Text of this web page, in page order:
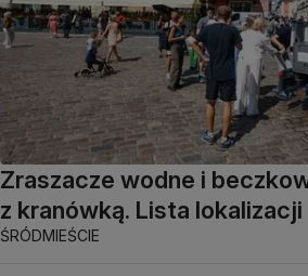
Zraszacze wodne i
z kranówką. Lista lokalizacji
ŚRÓDMIEŚCIE